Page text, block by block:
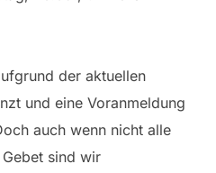
der aktuellen
und eine Voranmeldung
auch wenn nicht alle
sind wir